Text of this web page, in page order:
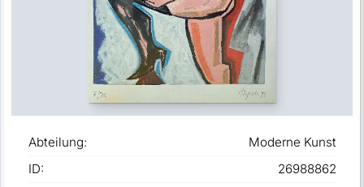
Abteilung:
Moderne Kunst
ID:
26988862